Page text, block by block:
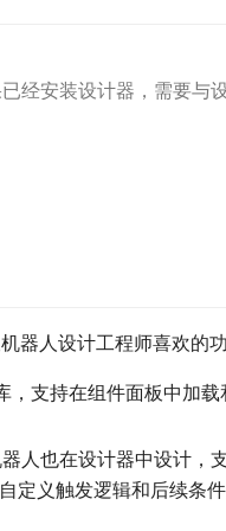
经安装设计器，需要与
器人设计工程师喜欢的
支持在组件面板中加
人也在设计器中设计，
定义触发逻辑和后续条